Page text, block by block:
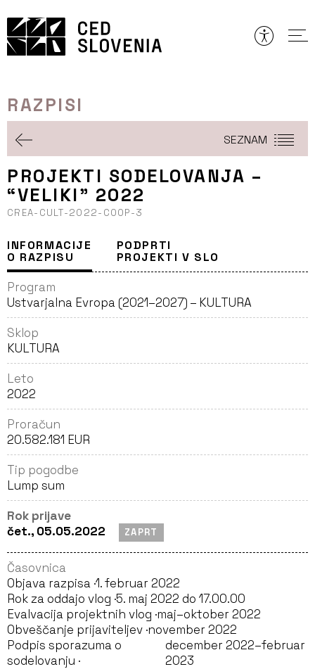
to
vsebine
RAZPISI
SEZNAM
PROJEKTI SODELOVANJA –
“VELIKI” 2022
CREA-CULT-2022-COOP-3
INFORMACIJE
O RAZPISU
PODPRTI
PROJEKTI V SLO
Program
Ustvarjalna Evropa (2021–2027) – KULTURA
Sklop
KULTURA
Leto
2022
Proračun
20.582.181 EUR
Tip pogodbe
Lump sum
Rok prijave
čet., 05.05.2022
ZAPRT
Časovnica
Objava razpisa ·1. februar 2022
Rok za oddajo vlog ·5. maj 2022 do 17.00.00
Evalvacija projektnih vlog ·maj–oktober 2022
Obveščanje prijaviteljev ·november 2022
Podpis sporazuma o
sodelovanju ·
december 2022–februar
2023